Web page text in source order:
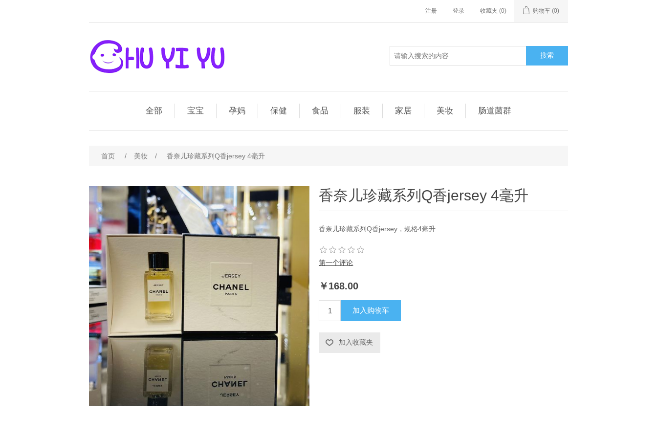
注册 登录 收藏夹 (0) 购物车 (0)
搜索
全部 宝宝 孕妈 保健 食品 服装 家居 美妆 肠道菌群
首页 / 美妆 / 香奈儿珍藏系列Q香jersey 4毫升
香奈儿珍藏系列Q香jersey 4毫升
香奈儿珍藏系列Q香jersey，规格4毫升
第一个评论
￥168.00
加入购物车
加入收藏夹